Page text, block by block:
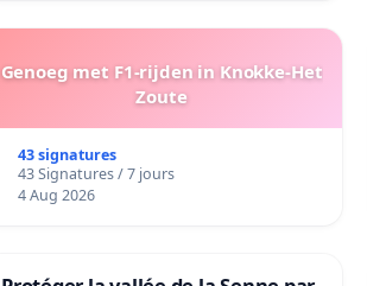
Genoeg met F1-rijden in Knokke-Het
Zoute
43 signatures
43 Signatures / 7 jours
4 Aug 2026